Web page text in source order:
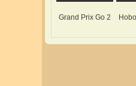
Grand Prix Go 2